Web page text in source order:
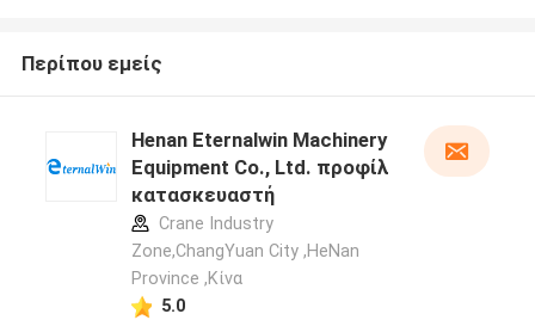
Περίπου εμείς
Henan Eternalwin Machinery
Equipment Co., Ltd. προφίλ
κατασκευαστή
Crane Industry
Zone,ChangYuan City ,HeNan
Province ,Κίνα
5.0